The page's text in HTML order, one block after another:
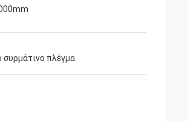
συρμάτινο πλέγμα